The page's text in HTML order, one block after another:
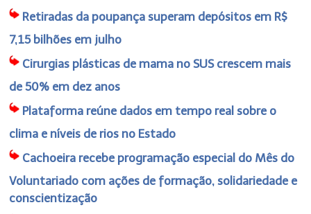
Retiradas da poupança superam depósitos em R$
7,15 bilhões em julho
Cirurgias plásticas de mama no SUS crescem mais
de 50% em dez anos
Plataforma reúne dados em tempo real sobre o
clima e níveis de rios no Estado
Cachoeira recebe programação especial do Mês do
Voluntariado com ações de formação, solidariedade e
conscientização